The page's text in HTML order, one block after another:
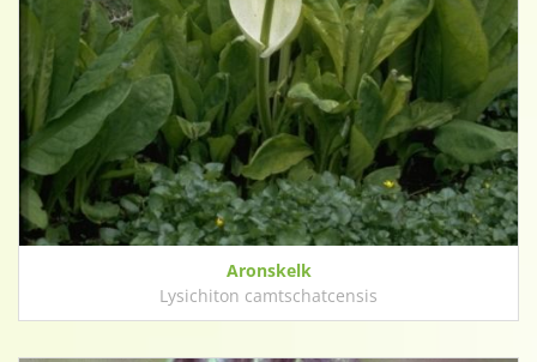
Aronskelk
Lysichiton camtschatcensis